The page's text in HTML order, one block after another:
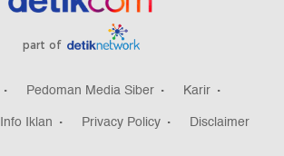
part of
Pedoman Media Siber
Karir
Info Iklan Privacy Policy Disclaimer